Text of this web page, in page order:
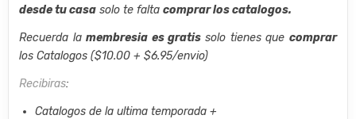
desde tu casa solo te faltacomprar los catalogos.
Recuerda lamembresia es gratis solo tienes que comprar
los Catalogos ($10.00 + $6.95/envio)
Recibiras:
Catalogos de la ultima temporada +